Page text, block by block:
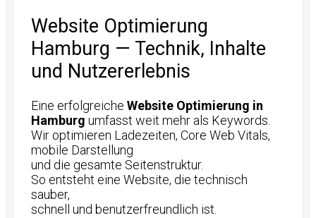
Website Optimierung
Hamburg — Technik, Inhalte
und Nutzererlebnis
Eine erfolgreiche Website Optimierung in
Hamburg umfasst weit mehr als Keywords.
Wir optimieren Ladezeiten, Core Web Vitals,
mobile Darstellung
und die gesamte Seitenstruktur.
So entsteht eine Website, die technisch
sauber,
schnell und benutzerfreundlich ist.